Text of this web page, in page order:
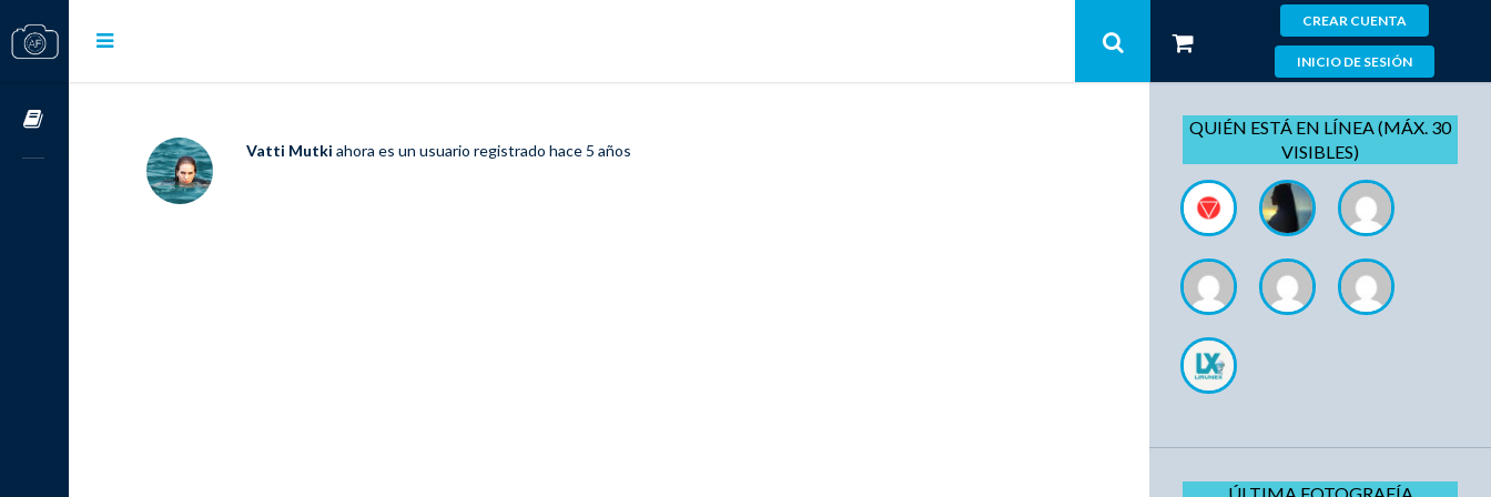
CREAR CUENTA
INICIO DE SESIÓN
Vatti Mutki ahora es un usuario registrado hace 5 años
QUIÉN ESTÁ EN LÍNEA (MÁX. 30
VISIBLES)